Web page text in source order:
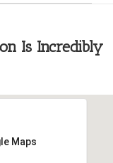
Is Incredibly
Maps